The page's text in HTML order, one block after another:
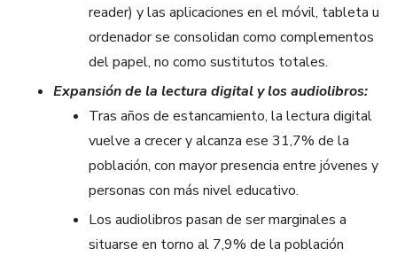
reader) y las aplicaciones en el móvil, tableta u
ordenador se consolidan como complementos
del papel, no como sustitutos totales.
Expansión de la lectura digital y los audiolibros:
Tras años de estancamiento, la lectura digital
vuelve a crecer y alcanza ese 31,7% de la
población, con mayor presencia entre jóvenes y
personas con más nivel educativo.
Los audiolibros pasan de ser marginales a
situarse en torno al 7,9% de la población